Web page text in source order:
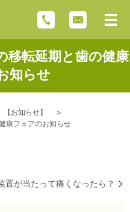
転延期と歯の健康
知らせ
【お知らせ】
フェアのお知らせ
が当たって痛くなったら？